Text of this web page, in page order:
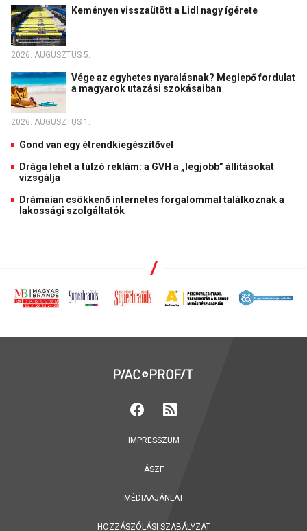
Keményen visszaütött a Lidl nagy ígérete
2026. AUGUSZTUS 5.
Vége az egyhetes nyaralásnak? Meglepő fordulat
a magyarok utazási szokásaiban
2026. AUGUSZTUS 1.
Gond van egy étrendkiegészítővel
Drága lehet a túlzó reklám: a GVH a „legjobb” állításokat
vizsgálja
Drámaian csökkenő internetes forgalommal találkoznak a
lakossági szolgáltatók
IMPRESSZUM
ÁSZF
MÉDIAAJÁNLAT
HOZZÁSZÓLÁSI SZABÁLYZAT